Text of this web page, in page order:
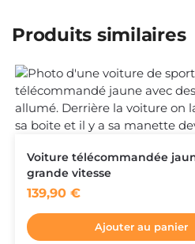
Produits similaires
Voiture télécommandée
grande vitesse
139,90 €
Ajouter au panier